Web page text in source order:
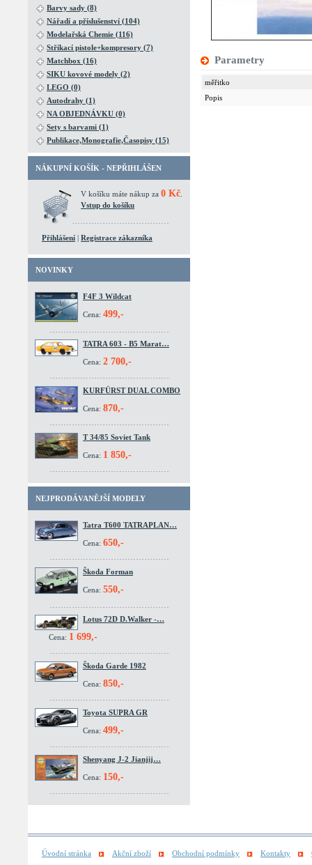
Barvy sady (8)
Nářadí a příslušenství (104)
Modelařská Chemie (116)
Stříkací pistole+kompresory (7)
Matchbox (16)
SIKU kovové modely (2)
LEGO (0)
Autodrahy (1)
NA OBJEDNÁVKU (0)
Sety s barvami (1)
Publikace,Monografie,Časopisy (15)
NÁKUPNÍ KOŠÍK - NEPŘIHLÁŠEN
V košíku máte nákup za 0 Kč
Vstup do košíku
Přihlášení | Registrace zákazníka
NOVINKY
F4F 3 Wildcat
Cena: 499,-
TATRA 603 - B5 Marat…
Cena: 2 700,-
KURFÜRST DUAL COMBO
Cena: 870,-
T 34/85 Soviet Tank
Cena: 1 850,-
NEJPRODÁVANĚJŠÍ MODELY
Tatra T600 TATRAPLAN…
Cena: 650,-
Škoda Forman
Cena: 550,-
Lotus 72D D.Walker -…
Cena: 1 699,-
Škoda Garde 1982
Cena: 850,-
Toyota SUPRA GR
Cena: 499,-
Shenyang J-2 Jianjij…
Cena: 150,-
Parametry
měřitko
Popis
Úvodní stránka Akční zboží Obchodní podmínky Kontakty